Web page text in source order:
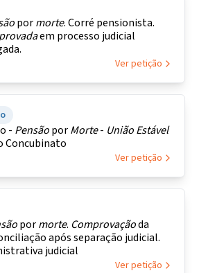
pormorte. Corré pensionista.
em processo judicial
Ver petição
- PensãoporMorte- UniãoEstável
Concubinato
Ver petição
pormorte. Comprovaçãoda
após separação judicial.
judicial
Ver petição